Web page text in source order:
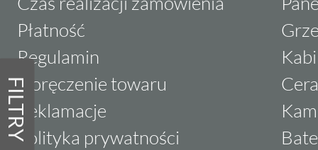
FILTRY
Płatność
Regulamin
Doręczenie towaru
Reklamacje
Polityka prywatności